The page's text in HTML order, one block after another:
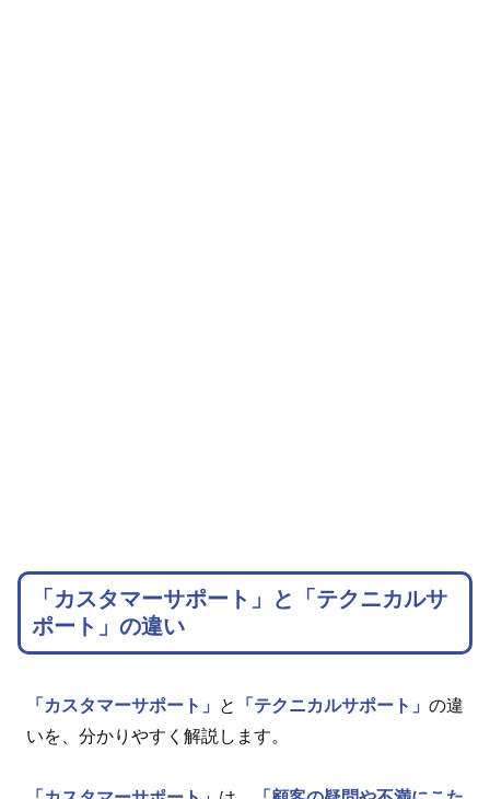
「カスタマーサポート」と「テクニカルサ
ポート」の違い
「カスタマーサポート」 と 「テクニカルサポート」 の違
いを、分かりやすく解説します。